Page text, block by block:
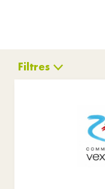
Filtres
Réinitialiser les filtres